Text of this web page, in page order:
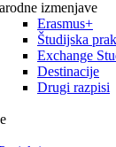
izmenjave
Erasmus+
Študijska
Exchange
Destinacije
Drugi razpisi